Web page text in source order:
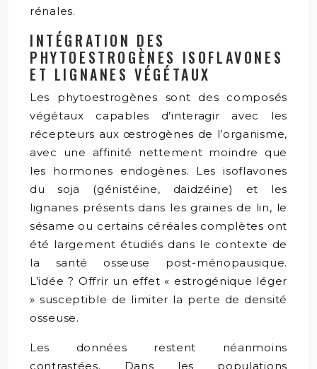
rénales.
INTÉGRATION DES
PHYTOESTROGÈNES ISOFLAVONES
ET LIGNANES VÉGÉTAUX
Les phytoestrogènes sont des composés
végétaux capables d’interagir avec les
récepteurs aux œstrogènes de l’organisme,
avec une affinité nettement moindre que
les hormones endogènes. Les isoflavones
du soja (génistéine, daidzéine) et les
lignanes présents dans les graines de lin, le
sésame ou certains céréales complètes ont
été largement étudiés dans le contexte de
la santé osseuse post-ménopausique.
L’idée ? Offrir un effet « estrogénique léger
» susceptible de limiter la perte de densité
osseuse.
Les données restent néanmoins
contrastées. Dans les populations